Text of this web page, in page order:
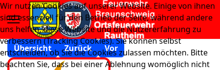
Übersicht Zurück Vor
Wir nutzen Cookies auf unserer Website. Einige von ihnen
sind essenziell für den Betrieb der Seite, während andere
uns helfen, diese Website und die Nutzererfahrung zu
verbessern (Tracking Cookies). Sie können selbst
entscheiden, ob Sie die Cookies zulassen möchten. Bitte
beachten Sie, dass bei einer Ablehnung womöglich nicht